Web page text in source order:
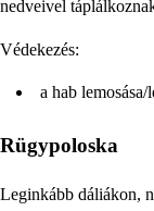
nedveivel
Védekezés:
a hab
Rügypoloska
Leginkább dáliákon,